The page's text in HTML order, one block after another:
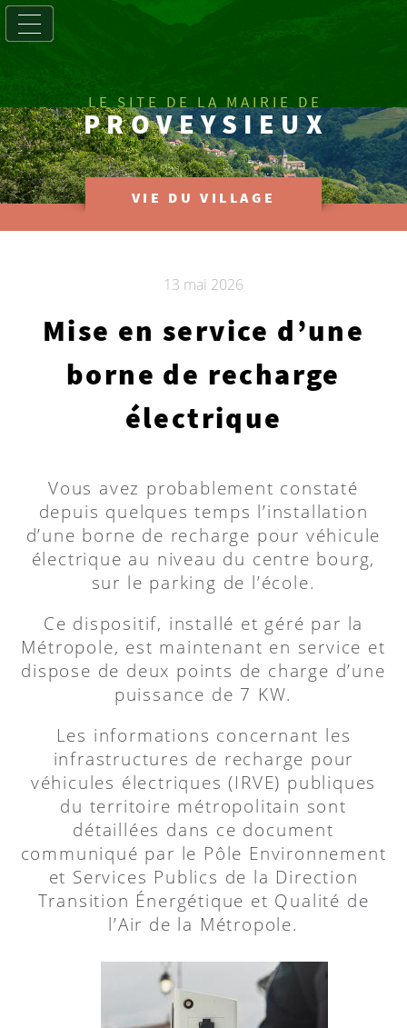
PROVEYSIEUX
LE SITE DE LA MAIRIE DE
VIE DU VILLAGE
13 mai 2026
Mise en service d’une
borne de recharge
électrique
Vous avez probablement constaté
depuis quelques temps l’installation
d’une borne de recharge pour véhicule
électrique au niveau du centre bourg,
sur le parking de l’école.
Ce dispositif, installé et géré par la
Métropole, est maintenant en service et
dispose de deux points de charge d’une
puissance de 7 KW.
Les informations concernant les
infrastructures de recharge pour
véhicules électriques (IRVE) publiques
du territoire métropolitain sont
détaillées dans ce document
communiqué par le Pôle Environnement
et Services Publics de la Direction
Transition Énergétique et Qualité de
l’Air de la Métropole.